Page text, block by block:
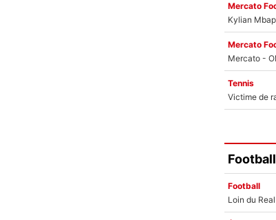
Mercato
Kylian
Mercato
Tennis
Football
Football